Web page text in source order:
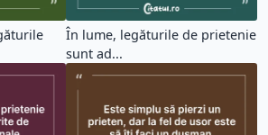
În lume, legăturile de prietenie
sunt ad...